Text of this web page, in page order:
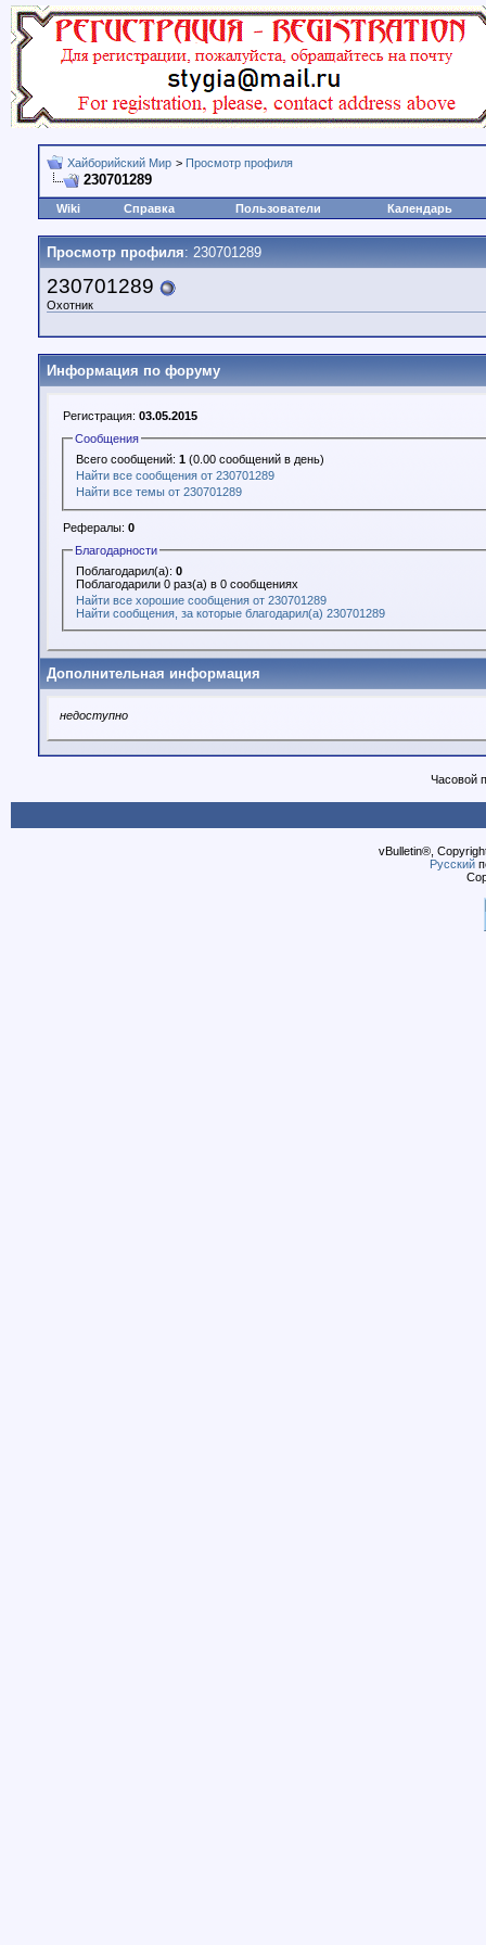
Хайборийский Мир > Просмотр профиля
230701289
Wiki Справка Пользователи Календарь
Просмотр профиля: 230701289
230701289
Охотник
Информация по форуму
Регистрация: 03.05.2015
Сообщения
Всего сообщений:1 (0.00 сообщений в день)
Найти все сообщения от 230701289
Найти все темы от 230701289
Рефералы: 0
Благодарности
Поблагодарил(а):0
Поблагодарили 0 раз(а) в 0 сообщениях
Найти все хорошие сообщения от 230701289
Найти сообщения, за которые благодарил(а) 230701289
Дополнительная информация
недоступно
Часовой
vBulletin®,
Русский